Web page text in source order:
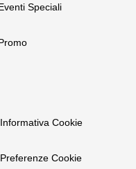
Speciali
Informativa Cookie
Preferenze Cookie